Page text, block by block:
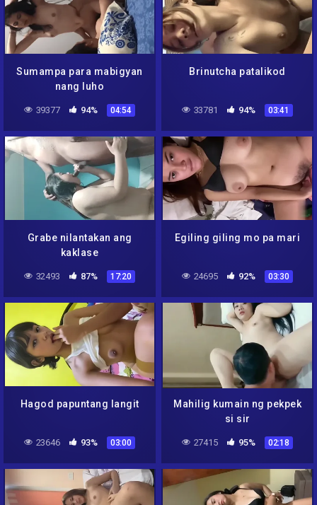
Sumampa para mabigyan
nang luho
39377 94% 04:54
Brinutcha patalikod
33781 94% 03:41
Grabe nilantakan ang
kaklase
32493 87% 17:20
Egiling giling mo pa mari
24695 92% 03:30
Hagod papuntang langit
23646 93% 03:00
Mahilig kumain ng pekpek
si sir
27415 95% 02:18